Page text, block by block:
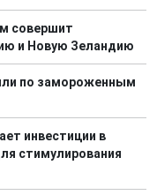
совершит
и Новую Зеландию
по замороженным
инвестиции в
стимулирования